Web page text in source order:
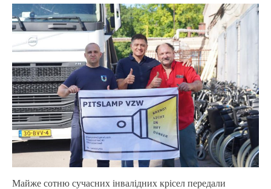
Майже сотню сучасних інвалідних крісел передали